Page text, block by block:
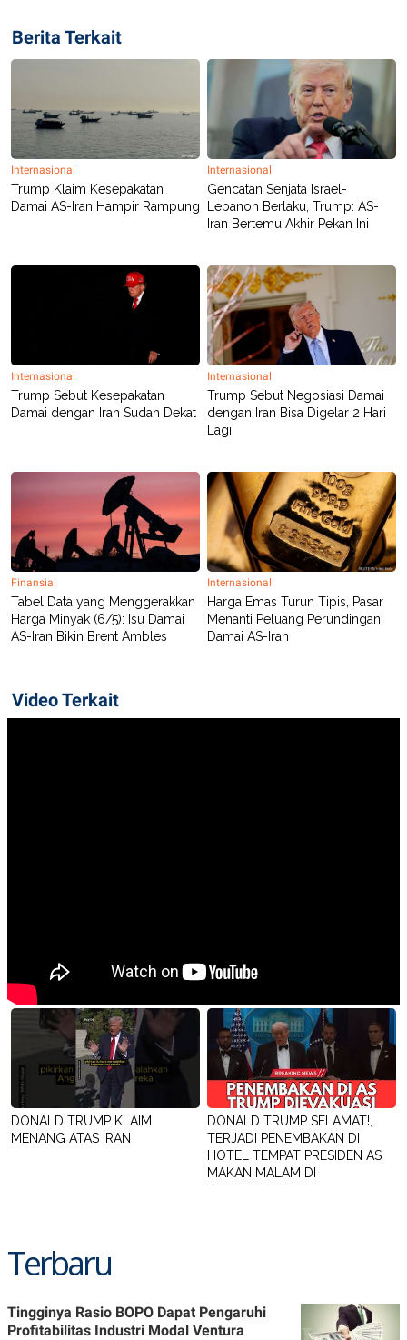
Berita Terkait
Internasional
Trump Klaim Kesepakatan
Damai AS-Iran Hampir Rampung
Internasional
Gencatan Senjata Israel-
Lebanon Berlaku, Trump: AS-
Iran Bertemu Akhir Pekan Ini
Internasional
Trump Sebut Kesepakatan
Damai dengan Iran Sudah Dekat
Internasional
Trump Sebut Negosiasi Damai
dengan Iran Bisa Digelar 2 Hari
Lagi
Finansial
Tabel Data yang Menggerakkan
Harga Minyak (6/5): Isu Damai
AS-Iran Bikin Brent Ambles
Internasional
Harga Emas Turun Tipis, Pasar
Menanti Peluang Perundingan
Damai AS-Iran
Video Terkait
DONALD TRUMP KLAIM
MENANG ATAS IRAN
DONALD TRUMP SELAMAT!,
TERJADI PENEMBAKAN DI
HOTEL TEMPAT PRESIDEN AS
MAKAN MALAM DI
WASHINGTON DC
Terbaru
Tingginya Rasio BOPO Dapat Pengaruhi
Profitabilitas Industri Modal Ventura